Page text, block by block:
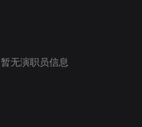
暂无演职员信息